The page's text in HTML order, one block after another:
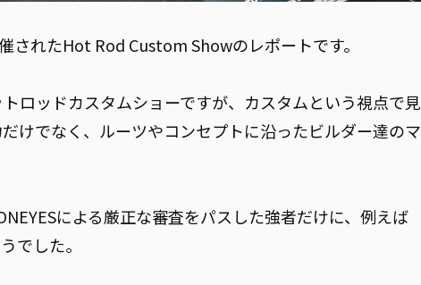
されたHot Rod Custom Showのレポートです。
ロッドカスタムショーですが、カスタムという視点で見
けでなく、ルーツやコンセプトに沿ったビルダー達のマ
による厳正な審査をパスした強者だけに、例えば
でした。